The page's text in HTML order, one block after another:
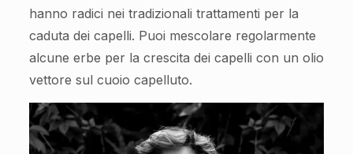
hanno radici nei tradizionali trattamenti per la
caduta dei capelli. Puoi mescolare regolarmente
alcune erbe per la crescita dei capelli con un olio
vettore sul cuoio capelluto.